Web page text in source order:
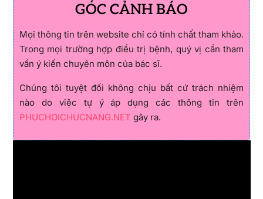
GÓC CẢNH BÁO
Mọi thông tin trên website chỉ có tính chất tham khảo.
Trong mọi trường hợp điều trị bệnh, quý vị cần tham
vấn ý kiến chuyên môn của bác sĩ.
Chúng tôi tuyệt đối không chịu bất cứ trách nhiệm
nào do việc tự ý áp dụng các thông tin trên
PHUCHOICHUCNANG.NET gây ra.